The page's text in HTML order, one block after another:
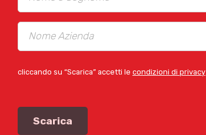
cliccando su “Scarica” accetti le condizioni di privacy